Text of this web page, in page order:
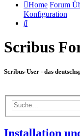
Home Forum
Konfiguration
Suche
Scribus
Scribus-User - das
Installation